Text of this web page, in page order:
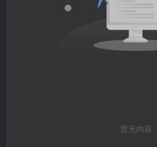
暂无内容